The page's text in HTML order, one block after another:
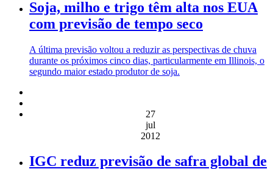
Soja, milho e trigo têm alta nos EUA
com previsão de tempo seco
A última previsão voltou a reduzir as perspectivas de chuva
durante os próximos cinco dias, particularmente em Illinois, o
segundo maior estado produtor de soja.
27
jul
2012
IGC reduz previsão de safra global de